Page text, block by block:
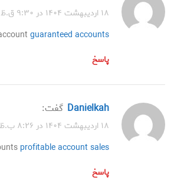
۱۸ اردیبهشت ۱۴۰۴ در ۹:۳۰ ق.ظ
guaranteed accounts
پاسخ
Danielkah گفت:
۱۸ اردیبهشت ۱۴۰۴ در ۸:۲۶ ب.ظ
profitable account sales
پاسخ